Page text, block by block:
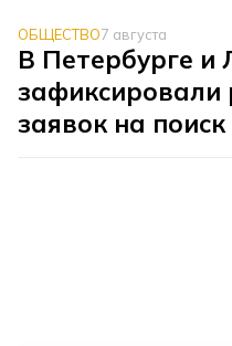
ОБЩЕСТВО7 августа
В Петербурге и
зафиксировали
заявок на